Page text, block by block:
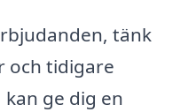
tänk
och tidigare
ge dig en